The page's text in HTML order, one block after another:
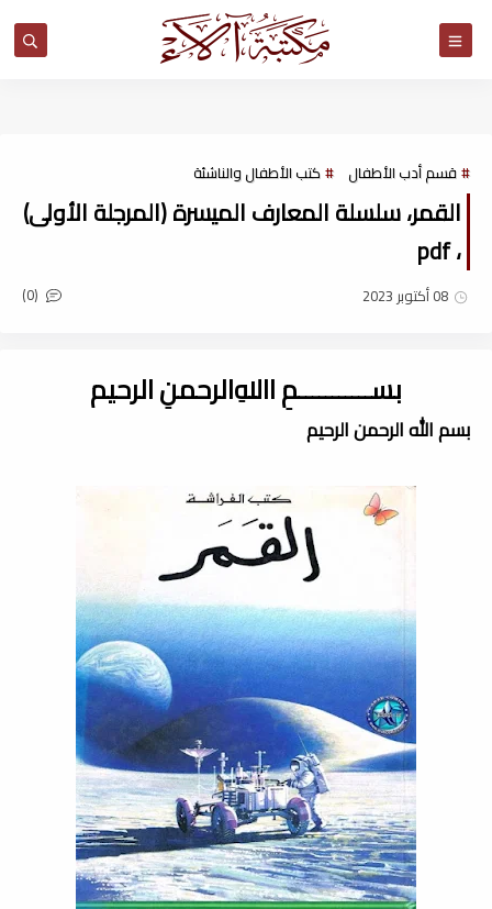
قسم أدب الأطفال كتب الأطفال والناشئة
القمر، سلسلة المعارف الميسرة (المرجلة الأولى)
، pdf
08 أكتوبر 2023 (0)
بســـــــــــمِ اﷲِالرحمنِ الرحيم
بسم الله الرحمن الرحيم